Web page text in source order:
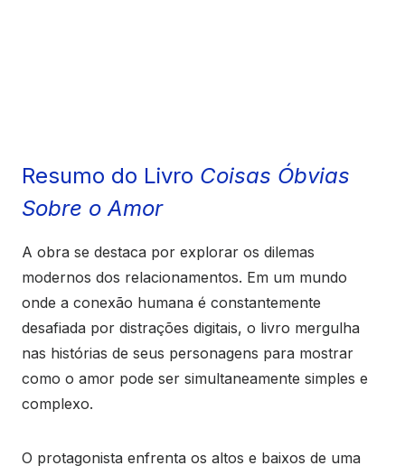
Resumo do Livro Coisas Óbvias
Sobre o Amor
A obra se destaca por explorar os dilemas
modernos dos relacionamentos. Em um mundo
onde a conexão humana é constantemente
desafiada por distrações digitais, o livro mergulha
nas histórias de seus personagens para mostrar
como o amor pode ser simultaneamente simples e
complexo.
O protagonista enfrenta os altos e baixos de uma